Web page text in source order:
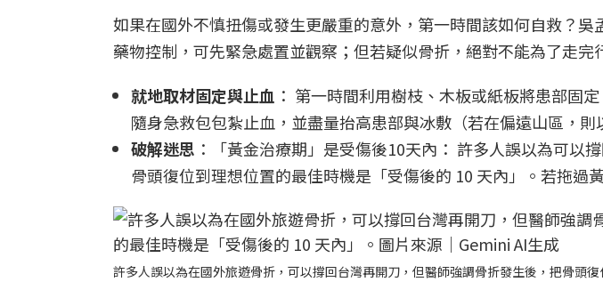
如果在國外不慎扭傷或發生更嚴重的意外，第一時間該如何自救？
藥物控制，可先緊急處置並觀察；但若疑似骨折，絕對不能為了走完
就地取材固定與止血 ： 第一時間利用樹枝、木板或紙板將患部固
隨身急救包包紮止血，並盡量抬高患部與冰敷（若在偏遠山區，則
破解迷思 ：「黃金治療期」是受傷後10天內： 許多人誤以為可以
骨頭復位到理想位置的最佳時機是「受傷後的 10 天內」。若拖過
許多人誤以為在國外旅遊骨折，可以撐回台灣再開刀，但醫師強調骨折發生後，把骨頭